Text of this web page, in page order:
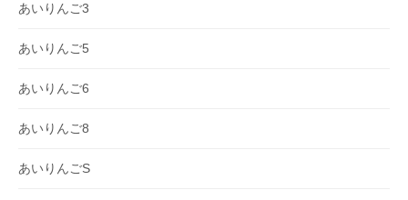
あいりんご3
あいりんご5
あいりんご6
あいりんご8
あいりんごS